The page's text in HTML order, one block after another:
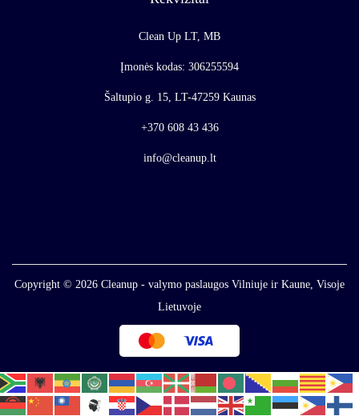
Clean Up LT, MB
Įmonės kodas: 306255594
Šaltupio g. 15, LT-47259 Kaunas
+370 608 43 436
info@cleanup.lt
Copyright © 2026 Cleanup - valymo paslaugos Vilniuje ir Kaune, Visoje
Lietuvoje